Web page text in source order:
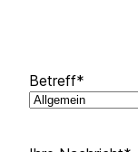
Betreff*